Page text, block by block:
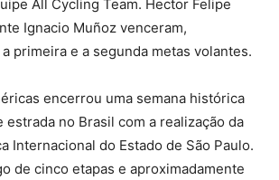
All Cycling Team. Hector Felipe
Ignacio Muñoz venceram,
primeira e a segunda metas volantes.
encerrou uma semana histórica
estrada no Brasil com a realização da
Internacional do Estado de São Paulo.
de cinco etapas e aproximadamente